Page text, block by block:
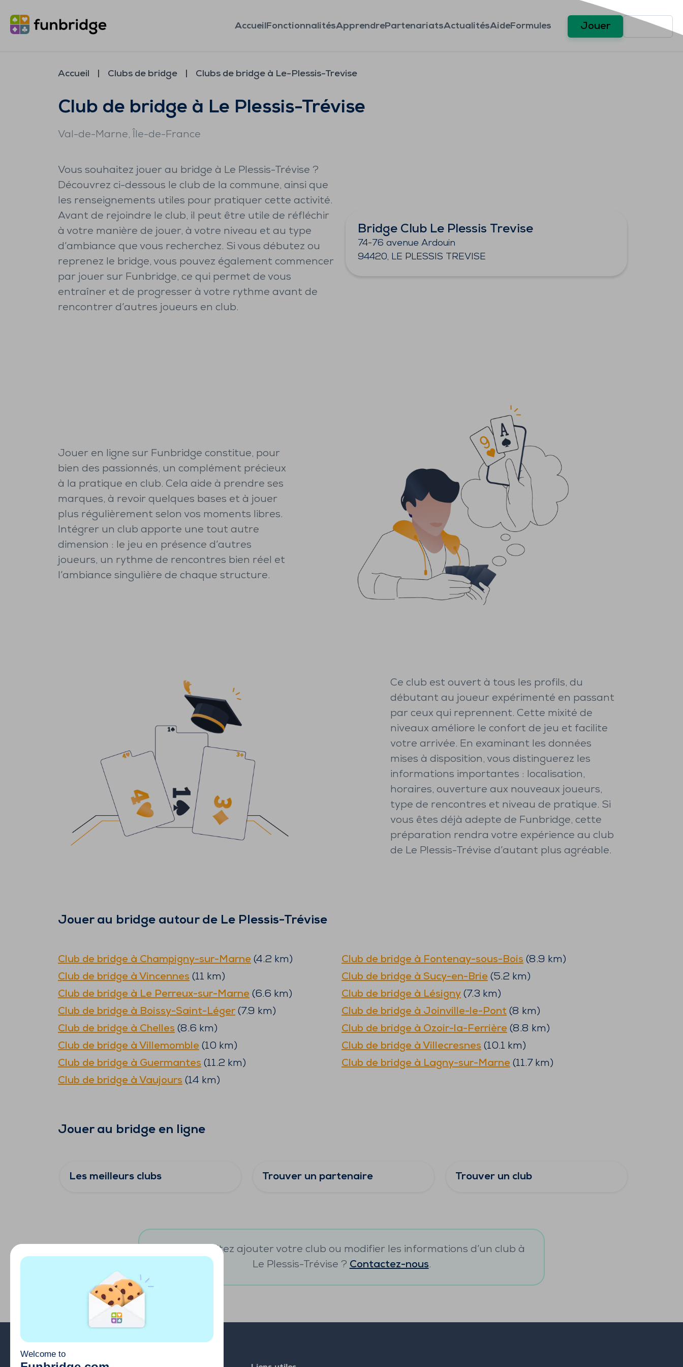
AccueilFonctionnalitésApprendrePartenariatsActualitésAideFormules Jouer
Accueil Clubs de bridge Clubs de bridge à Le-Plessis-Trevise
Club de bridge à Le Plessis-Trévise
Val-de-Marne, Île-de-France
Vous souhaitez jouer au bridge à Le Plessis-Trévise ?
Découvrez ci-dessous le club de la commune, ainsi que
les renseignements utiles pour pratiquer cette activité.
Avant de rejoindre le club, il peut être utile de réfléchir
à votre manière de jouer, à votre niveau et au type
d’ambiance que vous recherchez. Si vous débutez ou
reprenez le bridge, vous pouvez également commencer
par jouer sur Funbridge, ce qui permet de vous
entraîner et de progresser à votre rythme avant de
rencontrer d’autres joueurs en club.
Bridge Club Le Plessis Trevise
74-76 avenue Ardouin
94420, LE PLESSIS TREVISE
Jouer en ligne sur Funbridge constitue, pour
bien des passionnés, un complément précieux
à la pratique en club. Cela aide à prendre ses
marques, à revoir quelques bases et à jouer
plus régulièrement selon vos moments libres.
Intégrer un club apporte une tout autre
dimension : le jeu en présence d’autres
joueurs, un rythme de rencontres bien réel et
l’ambiance singulière de chaque structure.
Ce club est ouvert à tous les profils, du
débutant au joueur expérimenté en passant
par ceux qui reprennent. Cette mixité de
niveaux améliore le confort de jeu et facilite
votre arrivée. En examinant les données
mises à disposition, vous distinguerez les
informations importantes : localisation,
horaires, ouverture aux nouveaux joueurs,
type de rencontres et niveau de pratique. Si
vous êtes déjà adepte de Funbridge, cette
préparation rendra votre expérience au club
de Le Plessis-Trévise d’autant plus agréable.
Jouer au bridge autour de Le Plessis-Trévise
Club de bridge à Champigny-sur-Marne (4.2 km) Club de bridge à Fontenay-sous-Bois (8.9 km)
Club de bridge à Vincennes (11 km) Club de bridge à Sucy-en-Brie (5.2 km)
Club de bridge à Le Perreux-sur-Marne (6.6 km) Club de bridge à Lésigny (7.3 km)
Club de bridge à Boissy-Saint-Léger(7.9 km) Club de bridge à Joinville-le-Pont (8 km)
Club de bridge à Chelles (8.6 km) Club de bridge à Ozoir-la-Ferrière (8.8 km)
Club de bridge à Villemomble (10 km) Club de bridge à Villecresnes (10.1 km)
Club de bridge à Guermantes (11.2 km) Club de bridge à Lagny-sur-Marne (11.7 km)
Club de bridge à Vaujours (14 km)
Jouer au bridge en ligne
Les meilleurs clubs Trouver un partenaire Trouver un club
Vous souhaitez ajouter votre club ou modifier les informations d’un club à
Le Plessis-Trévise ? Contactez-nous.